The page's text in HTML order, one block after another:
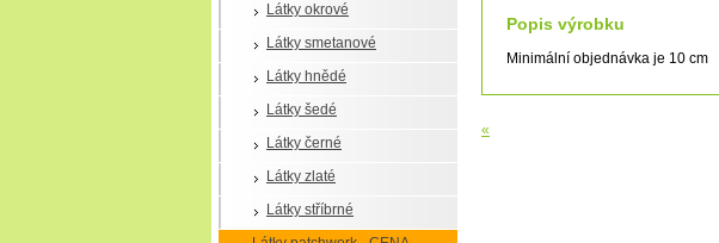
Látky okrové
Látky smetanové
Látky hnědé
Látky šedé
Látky černé
Látky zlaté
Látky stříbrné
Popis výrobku
Minimální objednávka je 10 cm
«